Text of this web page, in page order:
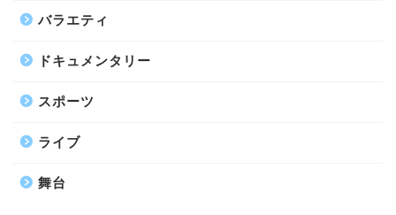
バラエティ
ドキュメンタリー
スポーツ
ライブ
舞台